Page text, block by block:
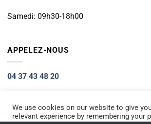
Samedi: 09h30-18h00
APPELEZ-NOUS
04 37 43 48 20
Visa PayPal Stripe
We use cookies on our website to give
relevant experience by remembering your